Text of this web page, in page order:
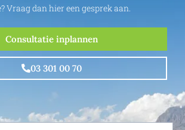
Vraag dan hier een gesprek aan.
Consultatie inplannen
03 301 00 70